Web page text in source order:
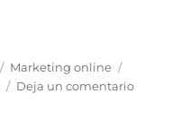
Categorías
Marketing online
Deja un comentarioen